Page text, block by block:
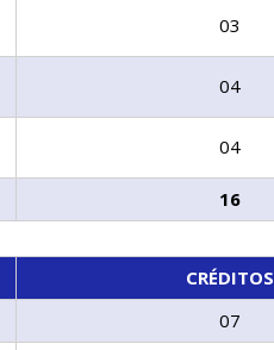
03
04
04
16
CRÉDITOS
07